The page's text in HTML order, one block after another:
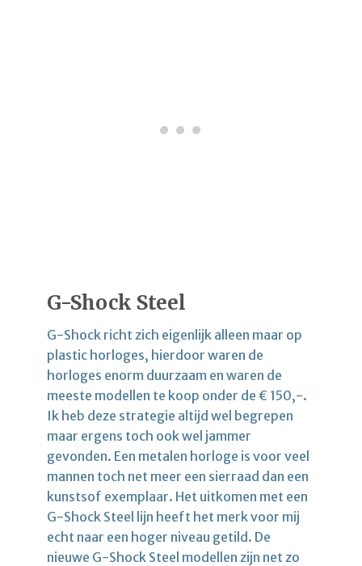
G-Shock Steel
G-Shock richt zich eigenlijk alleen maar op
plastic horloges, hierdoor waren de
horloges enorm duurzaam en waren de
meeste modellen te koop onder de € 150,-.
Ik heb deze strategie altijd wel begrepen
maar ergens toch ook wel jammer
gevonden. Een metalen horloge is voor veel
mannen toch net meer een sierraad dan een
kunstsof exemplaar. Het uitkomen met een
G-Shock Steel lijn heeft het merk voor mij
echt naar een hoger niveau getild. De
nieuwe G-Shock Steel modellen zijn net zo